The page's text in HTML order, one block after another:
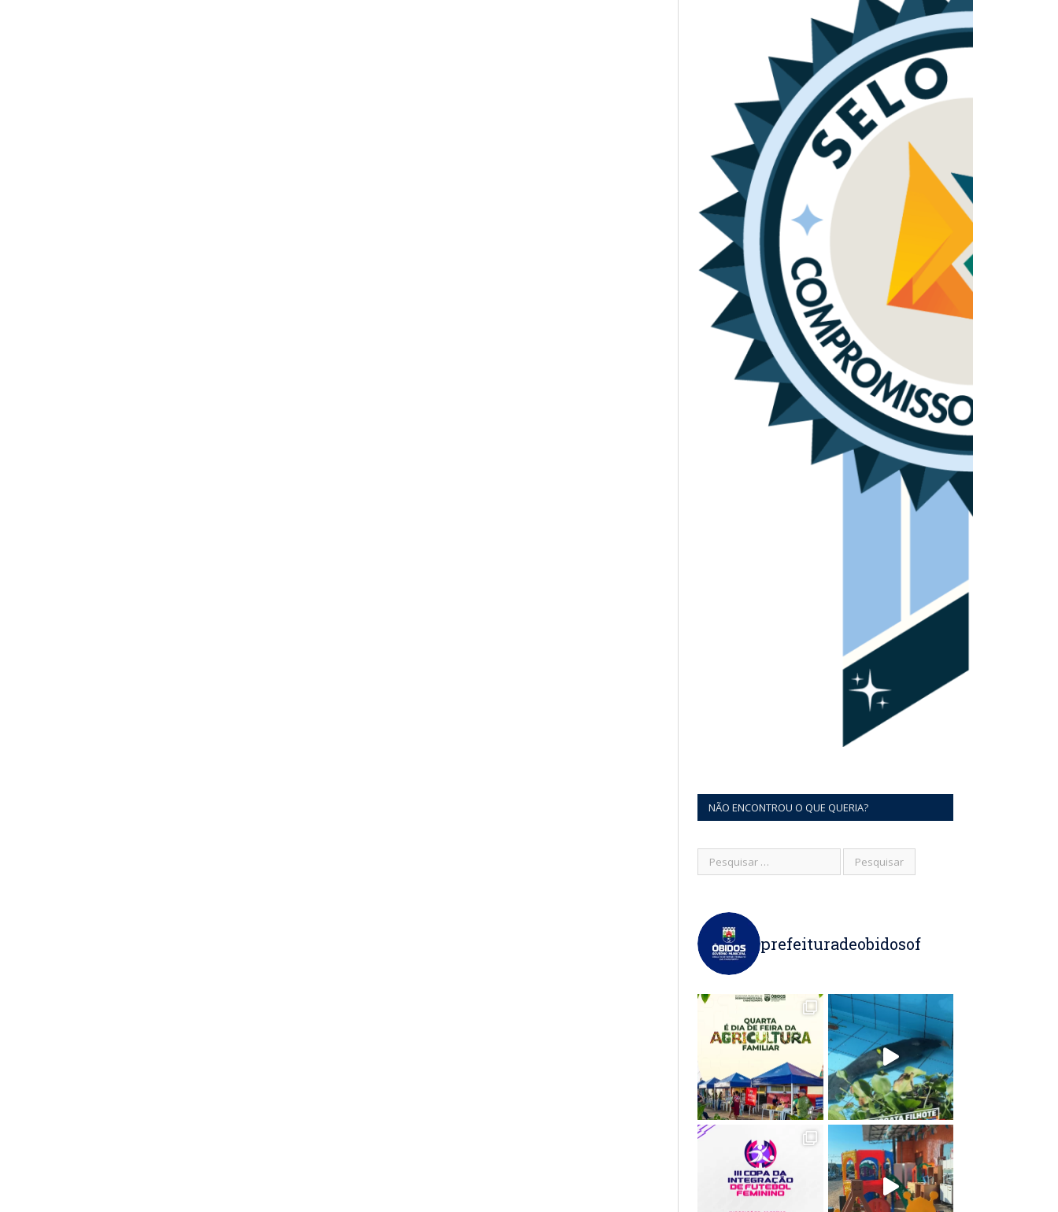
NÃO ENCONTROU O QUE QUERIA?
prefeituradeobidosof